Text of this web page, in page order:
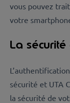
vous pouvez
votre
La
sécurité et UTA
la sécurité de